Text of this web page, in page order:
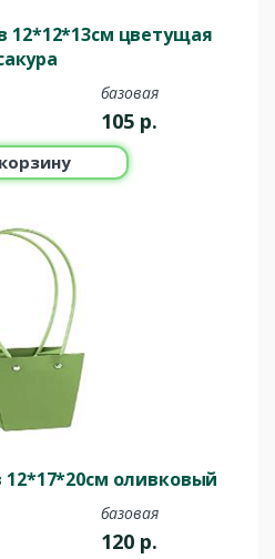
12*12*13см цветущая
базовая
105 р.
оливковый
базовая
120 р.